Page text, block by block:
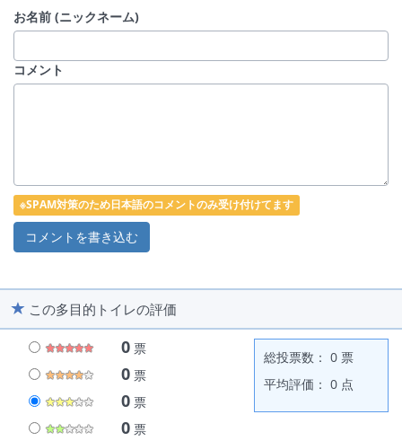
お名前 (ニックネーム)
コメント
※SPAM対策のため日本語のコメントのみ受け付けてます
この多目的トイレの評価
0 票
0 票
0 票
0 票
総投票数： 0 票
平均評価： 0 点